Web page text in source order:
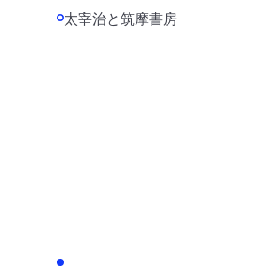
太宰治と筑摩書房